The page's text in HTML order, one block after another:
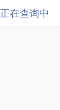
正在查询中